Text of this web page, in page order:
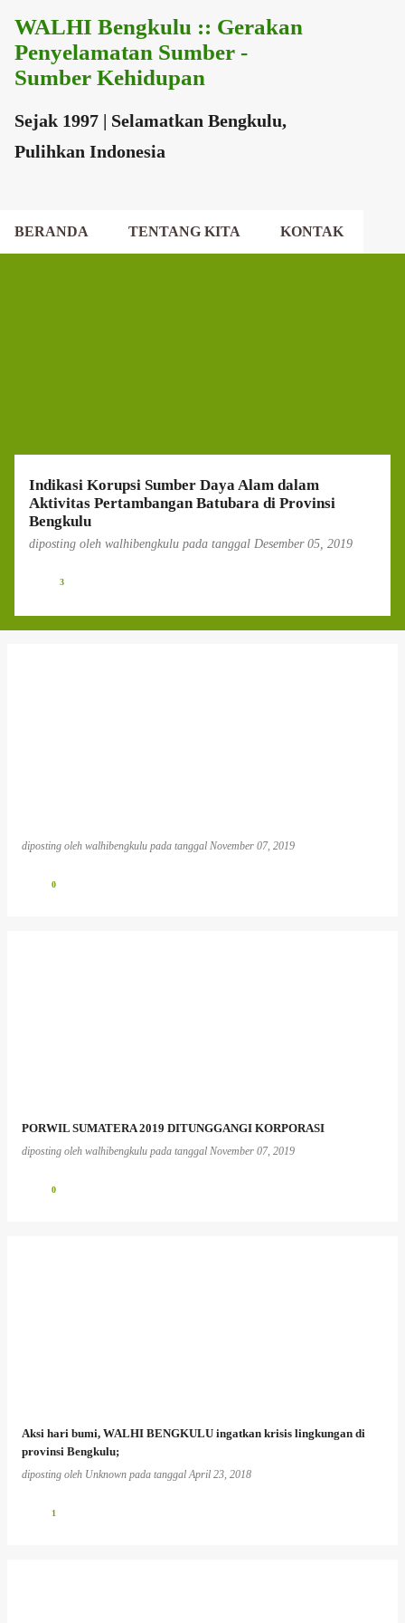
Langsung ke konten utama
WALHI Bengkulu :: Gerakan
Penyelamatan Sumber -
Sumber Kehidupan
Sejak 1997 | Selamatkan Bengkulu,
Pulihkan Indonesia
BERANDA TENTANG KITA KONTAK
Indikasi Korupsi Sumber Daya Alam dalam
Aktivitas Pertambangan Batubara di Provinsi
Bengkulu
diposting oleh walhibengkulu pada tanggal Desember 05, 2019
3
diposting oleh walhibengkulu pada tanggal November 07, 2019
0
PORWIL SUMATERA 2019 DITUNGGANGI KORPORASI
diposting oleh walhibengkulu pada tanggal November 07, 2019
0
Aksi hari bumi, WALHI BENGKULU ingatkan krisis lingkungan di
provinsi Bengkulu;
diposting oleh Unknown pada tanggalApril 23, 2018
1